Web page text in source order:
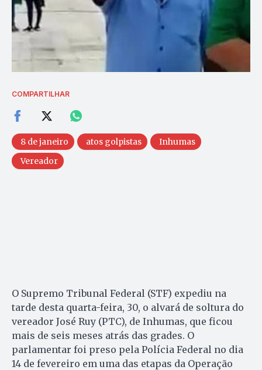
COMPARTILHAR
8 de janeiro atos golpistas
Inhumas
Vereador
O Supremo Tribunal Federal (STF) expediu na
tarde desta quarta-feira, 30, o alvará de soltura do
vereador José Ruy (PTC), de Inhumas, que ficou
mais de seis meses atrás das grades. O
parlamentar foi preso pela Polícia Federal no dia
14 de fevereiro em uma das etapas da Operação